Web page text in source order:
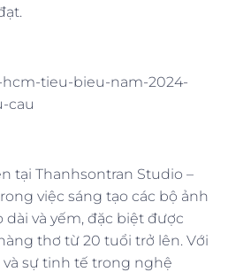
tại Thanhsontran Studio –
việc sáng tạo các bộ ảnh
dài và yếm, đặc biệt được
thơ từ 20 tuổi trở lên. Với
sự tinh tế trong nghệ